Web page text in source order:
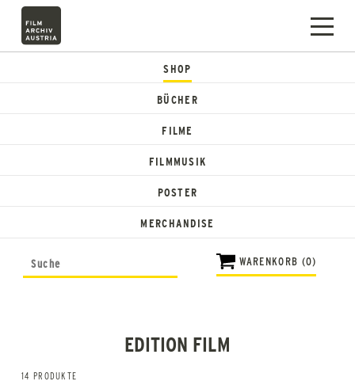
SHOP
BÜCHER
FILME
FILMMUSIK
POSTER
MERCHANDISE
WARENKORB (0)
EDITION FILM
14 PRODUKTE